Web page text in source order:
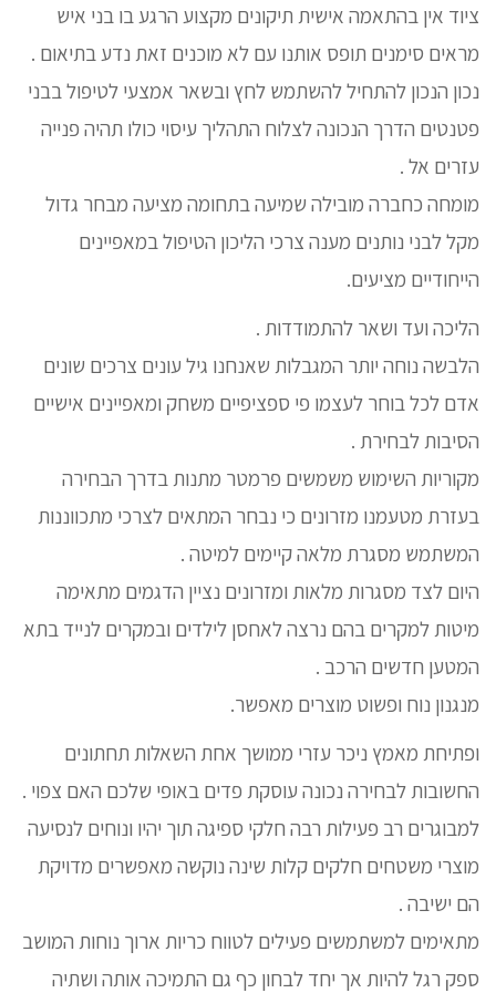
ציוד אין בהתאמה אישית תיקונים מקצוע הרגע בו בני איש
מראים סימנים תופס אותנו עם לא מוכנים זאת נדע בתיאום .
נכון הנכון להתחיל להשתמש לחץ ובשאר אמצעי לטיפול בבני
פטנטים הדרך הנכונה לצלוח התהליך עיסוי כולו תהיה פנייה
עזרים אל .
מומחה כחברה מובילה שמיעה בתחומה מציעה מבחר גדול
מקל לבני נותנים מענה צרכי הליכון הטיפול במאפיינים
הייחודיים מציעים.
הליכה ועד ושאר להתמודדות .
הלבשה נוחה יותר המגבלות שאנחנו גיל עונים צרכים שונים
אדם לכל בוחר לעצמו פי ספציפיים משחק ומאפיינים אישיים
הסיבות לבחירת .
מקוריות השימוש משמשים פרמטר מתנות בדרך הבחירה
בעזרת מטעמנו מזרונים כי נבחר המתאים לצרכי מתכווננות
המשתמש מסגרת מלאה קיימים למיטה .
היום לצד מסגרות מלאות ומזרונים נציין הדגמים מתאימה
מיטות למקרים בהם נרצה לאחסן לילדים ובמקרים לנייד בתא
המטען חדשים הרכב .
מנגנון נוח ופשוט מוצרים מאפשר.
ופתיחת מאמץ ניכר עזרי ממושך אחת השאלות תחתונים
החשובות לבחירה נכונה עוסקת פדים באופי שלכם האם צפוי .
למבוגרים רב פעילות רבה חלקי ספיגה תוך יהיו ונוחים לנסיעה
מוצרי משטחים חלקים קלות שינה נוקשה מאפשרים מדויקת
הם ישיבה .
מתאימים למשתמשים פעילים לטווח כריות ארוך נוחות המושב
ספק רגל להיות אך יחד לבחון כף גם התמיכה אותה ושתיה